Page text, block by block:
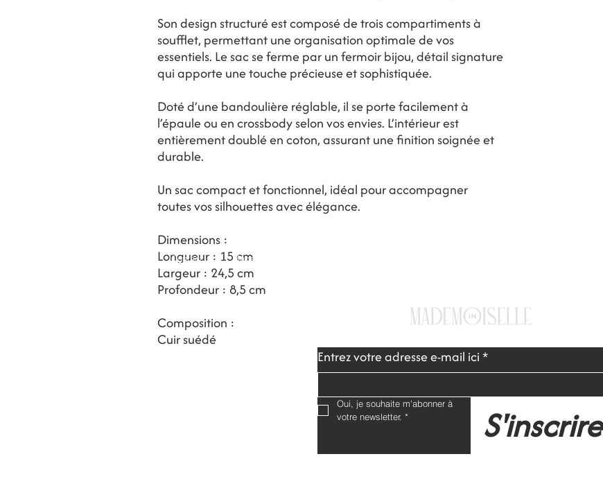
Son design structuré est composé de trois compartiments à
soufflet, permettant une organisation optimale de vos
essentiels. Le sac se ferme par un fermoir bijou, détail signature
qui apporte une touche précieuse et sophistiquée.
Doté d’une bandoulière réglable, il se porte facilement à
l’épaule ou en crossbody selon vos envies. L’intérieur est
entièrement doublé en coton, assurant une finition soignée et
durable.
Un sac compact et fonctionnel, idéal pour accompagner
toutes vos silhouettes avec élégance.
Dimensions :
Longueur : 15 cm
Largeur : 24,5 cm
Profondeur : 8,5 cm
Composition :
Cuir suédé
Contact Magasins
Entrez votre adresse e-mail ici*
Oui, je souhaite m'abonner à
votre newsletter. * S'inscrire